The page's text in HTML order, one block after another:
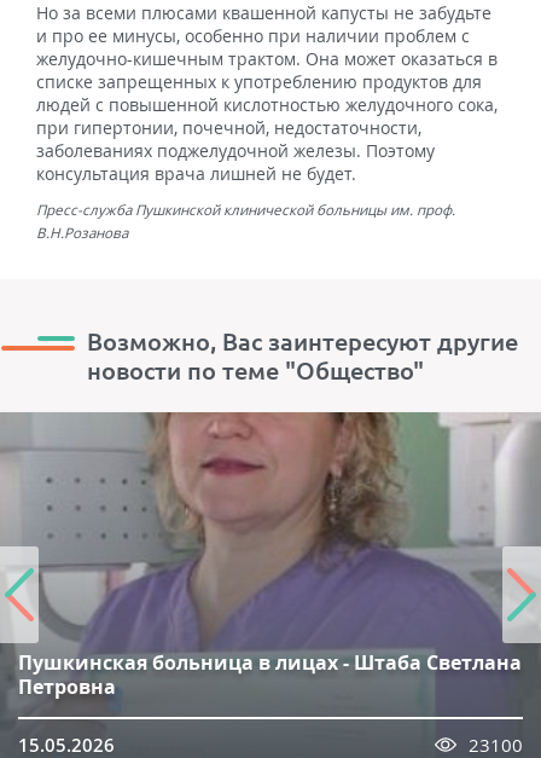
Но за всеми плюсами квашенной капусты не забудьте
и про ее минусы, особенно при наличии проблем с
желудочно-кишечным трактом. Она может оказаться в
списке запрещенных к употреблению продуктов для
людей с повышенной кислотностью желудочного сока,
при гипертонии, почечной, недостаточности,
заболеваниях поджелудочной железы. Поэтому
консультация врача лишней не будет.
Пресс-служба Пушкинской клинической больницы им. проф.
В.Н.Розанова
Возможно, Вас заинтересуют другие
новости по теме "Общество"
Пушкинская больница в лицах - Штаба Светлана
Петровна
15.05.2026 23100